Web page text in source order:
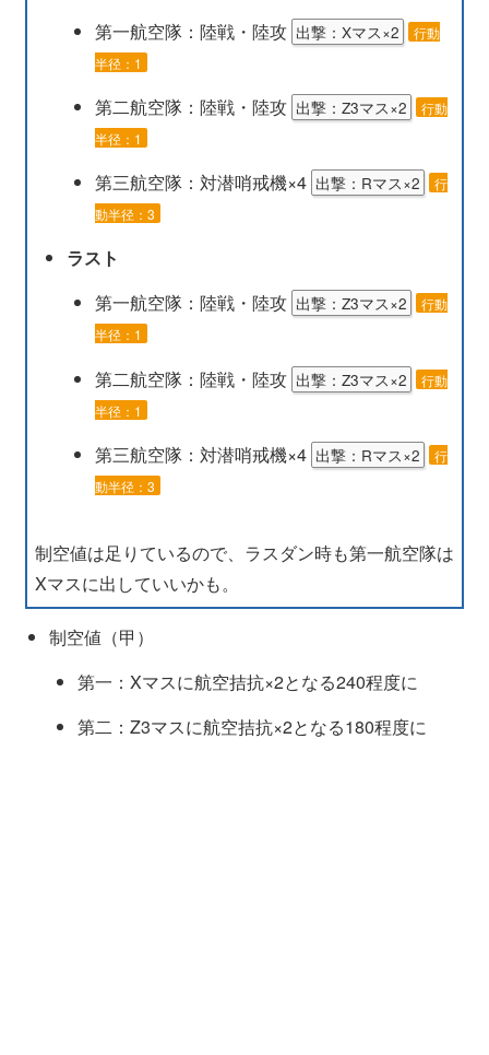
軽巡1・駆逐3・（重巡系+雷巡）2
軽巡1・駆逐3・（重巡系+雷巡）1・潜水艦1
削り段階はもう少し夜戦連撃を混ぜて、割合で削
っていく意識を持った方が良いかも
画像例：ジャービスは上記装備の夕雲型改二に替
えた方が良さそう
夜戦マス突破を優先するなら潜水艦退避率はあが
に潜水艦、5~6番目に主砲（12.7cm連装砲D型改
二/改三）1・魚雷1・電探1・熟練見張員(補強増設
枠)装備で夜戦回避率を高めた駆逐艦を配置しまし
ょう。
第一航空隊：陸戦・陸攻 出撃：Xマス×2
行動
半径：1
第二航空隊：陸戦・陸攻 出撃：Z3マス×2
行動
半径：1
第三航空隊：対潜哨戒機×4 出撃：Rマス×2
行
動半径：3
ラスト
第一航空隊：陸戦・陸攻 出撃：Z3マス×2
行動
半径：1
第二航空隊：陸戦・陸攻 出撃：Z3マス×2
行動
半径：1
第三航空隊：対潜哨戒機×4 出撃：Rマス×2
行
動半径：3
制空値は足りているので、ラスダン時も第一航空隊は
Xマスに出していいかも。
制空値（甲）
第一：Xマスに航空拮抗×2となる240程度に
第二：Z3マスに航空拮抗×2となる180程度に